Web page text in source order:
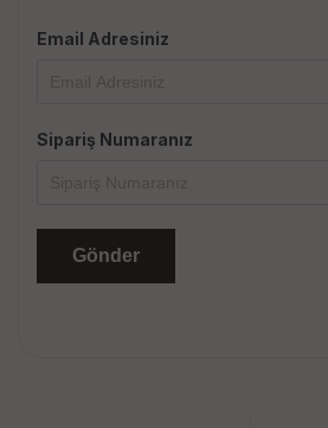
Email Adresiniz
Sipariş Numaranız